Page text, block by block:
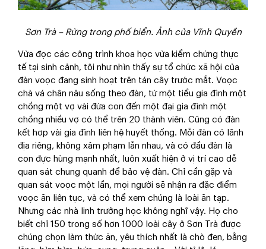
Sơn Trà – Rừng trong phố biển. Ảnh của Vĩnh Quyền
Vừa đọc các công trình khoa học vừa kiểm chứng thực
tế tại sinh cảnh, tôi như nhìn thấy sự tổ chức xã hội của
đàn voọc đang sinh hoạt trên tán cây trước mắt. Voọc
chà vá chân nâu sống theo đàn, từ một tiểu gia đình một
chồng một vợ vài đứa con đến một đại gia đình một
chồng nhiều vợ có thể trên 20 thành viên. Cũng có đàn
kết hợp vài gia đình liên hệ huyết thống. Mỗi đàn có lãnh
địa riêng, không xâm phạm lẫn nhau, và có đầu đàn là
con đực hùng mạnh nhất, luôn xuất hiện ở vị trí cao dễ
quan sát chung quanh để bảo vệ đàn. Chỉ cần gặp và
quan sát voọc một lần, mọi người sẽ nhận ra đặc điểm
voọc ăn liên tục, và có thể xem chúng là loài ăn tạp.
Nhưng các nhà linh trưởng học không nghĩ vậy. Họ cho
biết chỉ 150 trong số hơn 1000 loài cây ở Sơn Trà được
chúng chọn làm thức ăn, yêu thích nhất là chò đen, bằng